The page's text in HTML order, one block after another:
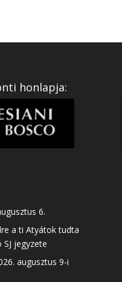
honlapja:
6.
a ti Atyátok tudta
jegyzete
augusztus 9-i